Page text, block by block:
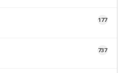
177
737